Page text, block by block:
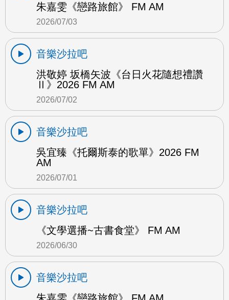
朱嘉雯《戀路旅館》 FM AM
2026/07/03
音樂沙拉吧
洪敬婷 坂橋矢波《台日火花隨想禮讚
Ⅱ》2026 FM AM
2026/07/02
音樂沙拉吧
吳宜臻《托爾斯泰的歌單》2026 FM
AM
2026/07/01
音樂沙拉吧
《文學選播~古書食堂》 FM AM
2026/06/30
音樂沙拉吧